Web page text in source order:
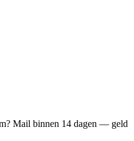
Mail binnen 14 dagen — geld